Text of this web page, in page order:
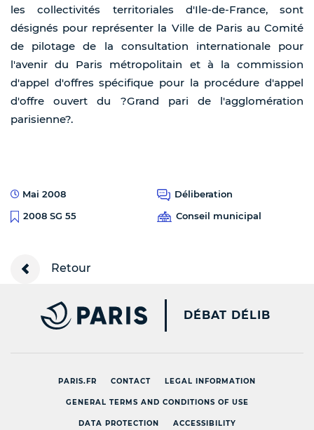
les collectivités territoriales d'Ile-de-France, sont
désignés pour représenter la Ville de Paris au Comité
de pilotage de la consultation internationale pour
l'avenir du Paris métropolitain et à la commission
d'appel d'offres spécifique pour la procédure d'appel
d'offre ouvert du ?Grand pari de l'agglomération
parisienne?.
Mai 2008
Déliberation
2008 SG 55
Conseil municipal
Retour
PARIS.FR [NEW
DÉBAT DÉLIB
PARIS.FR CONTACT LEGAL INFORMATION
GENERAL TERMS AND CONDITIONS OF USE
DATA PROTECTION ACCESSIBILITY